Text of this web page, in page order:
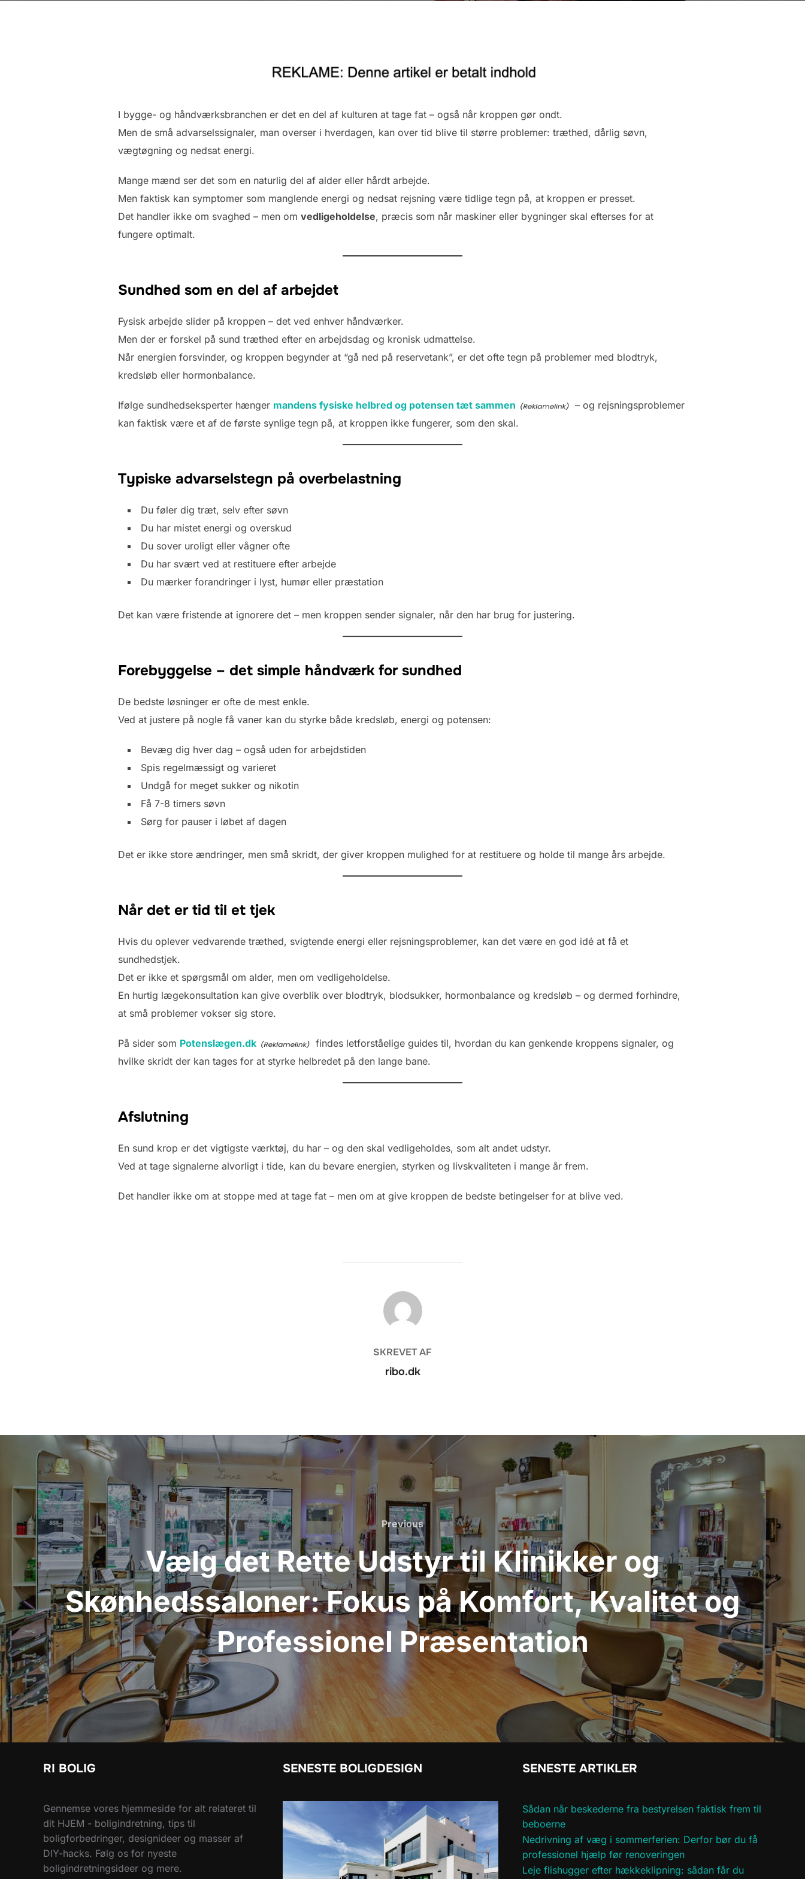
I bygge- og håndværksbranchen er det en del af kulturen at tage fat – også når kroppen gør ondt.
Men de små advarselssignaler, man overser i hverdagen, kan over tid blive til større problemer: træthed, dårlig søvn,
vægtøgning og nedsat energi.
Mange mænd ser det som en naturlig del af alder eller hårdt arbejde.
Men faktisk kan symptomer som manglende energi og nedsat rejsning være tidlige tegn på, at kroppen er presset.
Det handler ikke om svaghed – men om vedligeholdelse, præcis som når maskiner eller bygninger skal efterses for at
fungere optimalt.
Sundhed som en del af arbejdet
Fysisk arbejde slider på kroppen – det ved enhver håndværker.
Men der er forskel på sund træthed efter en arbejdsdag og kronisk udmattelse.
Når energien forsvinder, og kroppen begynder at “gå ned på reservetank”, er det ofte tegn på problemer med blodtryk,
kredsløb eller hormonbalance.
Ifølge sundhedseksperter hænger mandens fysiske helbred og potensen tæt sammen
– og rejsningsproblemer
kan faktisk være et af de første synlige tegn på, at kroppen ikke fungerer, som den skal.
Typiske advarselstegn på overbelastning
Du føler dig træt, selv efter søvn
Du har mistet energi og overskud
Du sover uroligt eller vågner ofte
Du har svært ved at restituere efter arbejde
Du mærker forandringer i lyst, humør eller præstation
Det kan være fristende at ignorere det – men kroppen sender signaler, når den har brug for justering.
Forebyggelse – det simple håndværk for sundhed
De bedste løsninger er ofte de mest enkle.
Ved at justere på nogle få vaner kan du styrke både kredsløb, energi og potensen:
Bevæg dig hver dag – også uden for arbejdstiden
Spis regelmæssigt og varieret
Undgå for meget sukker og nikotin
Få 7-8 timers søvn
Sørg for pauser i løbet af dagen
Det er ikke store ændringer, men små skridt, der giver kroppen mulighed for at restituere og holde til mange års arbejde.
Når det er tid til et tjek
Hvis du oplever vedvarende træthed, svigtende energi eller rejsningsproblemer, kan det være en god idé at få et
sundhedstjek.
Det er ikke et spørgsmål om alder, men om vedligeholdelse.
En hurtig lægekonsultation kan give overblik over blodtryk, blodsukker, hormonbalance og kredsløb – og dermed forhindre,
at små problemer vokser sig store.
På sider som Potenslægen.dk
findes letforståelige guides til, hvordan du kan genkende kroppens signaler, og
hvilke skridt der kan tages for at styrke helbredet på den lange bane.
Afslutning
En sund krop er det vigtigste værktøj, du har – og den skal vedligeholdes, som alt andet udstyr.
Ved at tage signalerne alvorligt i tide, kan du bevare energien, styrken og livskvaliteten i mange år frem.
Det handler ikke om at stoppe med at tage fat – men om at give kroppen de bedste betingelser for at blive ved.
FORFATTER
SKREVET AF
ribo.dk
Indlægsnavigation
Previous
Previous
Vælg det Rette Udstyr til Klinikker og
Skønhedssaloner: Fokus på Komfort, Kvalitet og
Professionel Præsentation
RI BOLIG
Gennemse vores hjemmeside for alt relateret til
dit HJEM - boligindretning, tips til
boligforbedringer, designideer og masser af
DIY-hacks. Følg os for nyeste
boligindretningsideer og mere.
SENESTE BOLIGDESIGN SENESTE ARTIKLER
Sådan når beskederne fra bestyrelsen faktisk frem til
beboerne
Nedrivning af væg i sommerferien: Derfor bør du få
professionel hjælp før renoveringen
Leje flishugger efter hækkeklipning: sådan får du